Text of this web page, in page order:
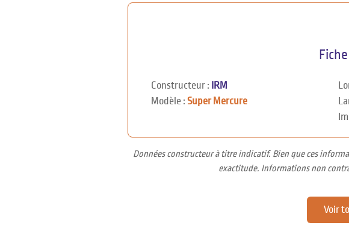
Constructeur :
IRM
Modèle : Super Mercure
Données constructeur à titre indicatif. Bien que ces
exactitude. Informations non
Voir